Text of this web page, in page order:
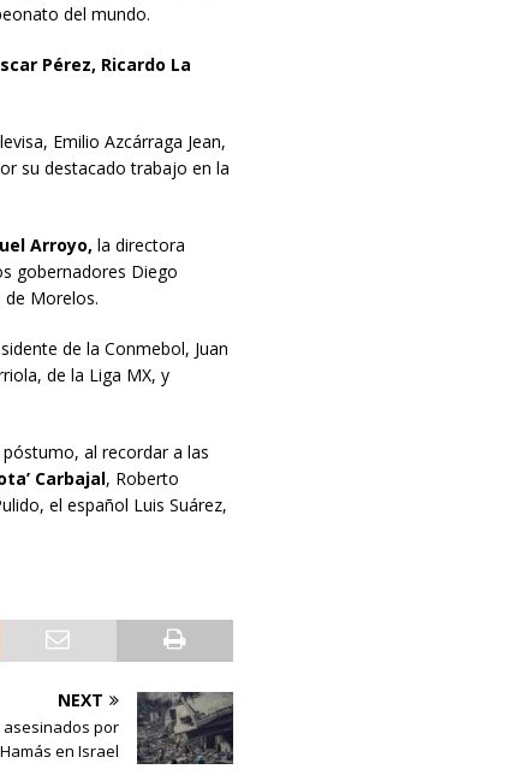
del mundo.
Pérez, Ricardo La
Emilio Azcárraga Jean,
su destacado trabajo en la
Arroyo, la directora
gobernadores Diego
de Morelos.
de la Conmebol, Juan
de la Liga MX, y
al recordar a las
Carbajal, Roberto
el español Luis Suárez,
NEXT
asesinados por
Hamás en Israel